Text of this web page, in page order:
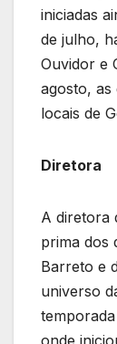
iniciadas
de julho,
Ouvidor e
agosto, as
locais de
Diretora
A diretora
prima dos
Barreto e
universo
onde